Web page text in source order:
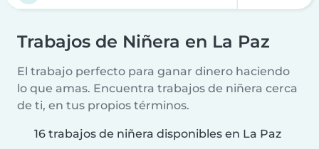
Trabajos de Niñera en La Paz
El trabajo perfecto para ganar dinero haciendo
lo que amas. Encuentra trabajos de niñera cerca
de ti, en tus propios términos.
16 trabajos de niñera disponibles en La Paz